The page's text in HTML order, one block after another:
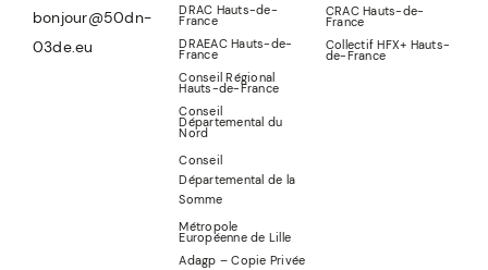
bonjour@50dn-
03de.eu
DRAC Hauts-de-
France
DRAEAC Hauts-de-
France
Conseil Régional
Hauts-de-France
Conseil
Départemental du
Nord
Conseil
Départemental de la
Somme
Métropole
Européenne de Lille
Adagp – Copie Privée
CRAC Hauts-de-
France
Collectif HFX+ Hauts-
de-France